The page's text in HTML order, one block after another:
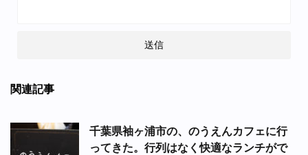
関連記事
千葉県袖ヶ浦市の、のうえんカフェに行
ってきた。行列はなく快適なランチがで